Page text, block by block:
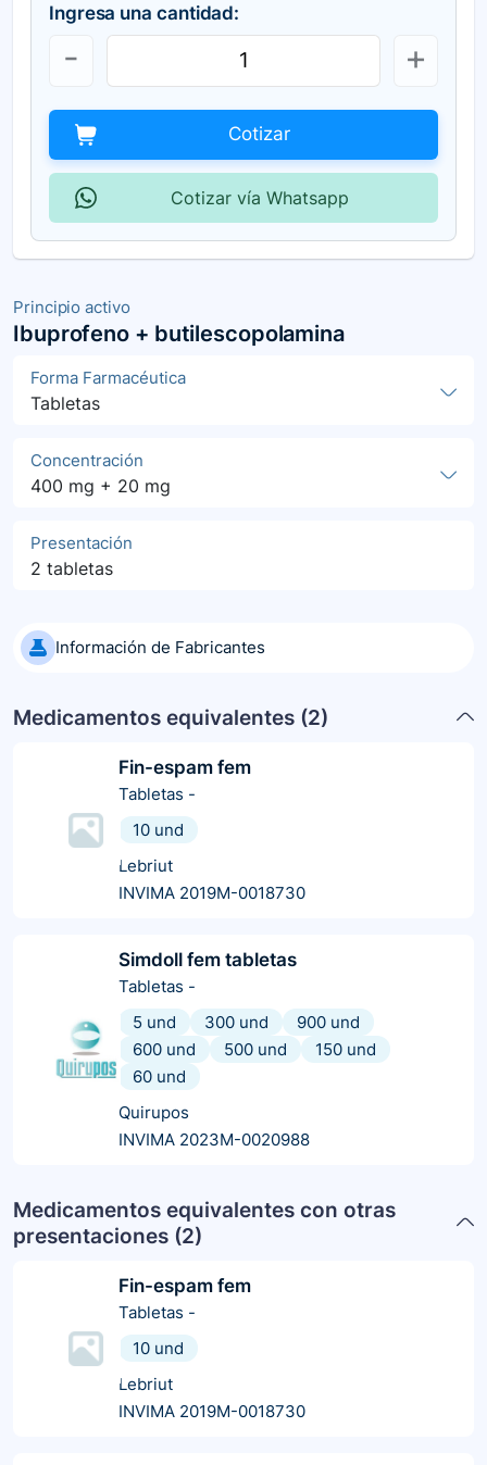
Principio activo
Ibuprofeno + butilescopolamina
Forma Farmacéutica
Tabletas
Concentración
400 mg + 20 mg
Presentación
2 tabletas
Información de Fabricantes
Medicamentos equivalentes (2)
Fin-espam fem
Tabletas -
10 und
Lebriut
INVIMA 2019M-0018730
Simdoll fem tabletas
Tabletas -
5 und
300 und
900 und
600 und
500 und
150 und
60 und
Quirupos
INVIMA 2023M-0020988
Medicamentos equivalentes con otras
presentaciones (2)
Fin-espam fem
Tabletas -
10 und
Lebriut
INVIMA 2019M-0018730
Ingresa una cantidad:
Cotizar
Cotizar vía Whatsapp